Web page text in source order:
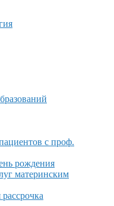
с проф.
рождения
материнским